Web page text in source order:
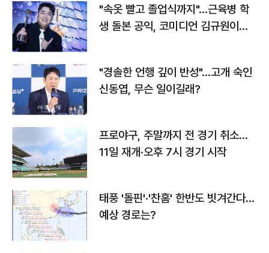
"속옷 빨고 졸업식까지"…근육병 학
생 돌본 공익, 코미디언 김규원이었
"경솔한 언행 깊이 반성"…고개 숙인
신동엽, 무슨 일이길래?
프로야구, 주말까지 전 경기 취소…
11일 재개·오후 7시 경기 시작
태풍 '돌핀'·'찬홈' 한반도 빗겨간다…
예상 경로는?